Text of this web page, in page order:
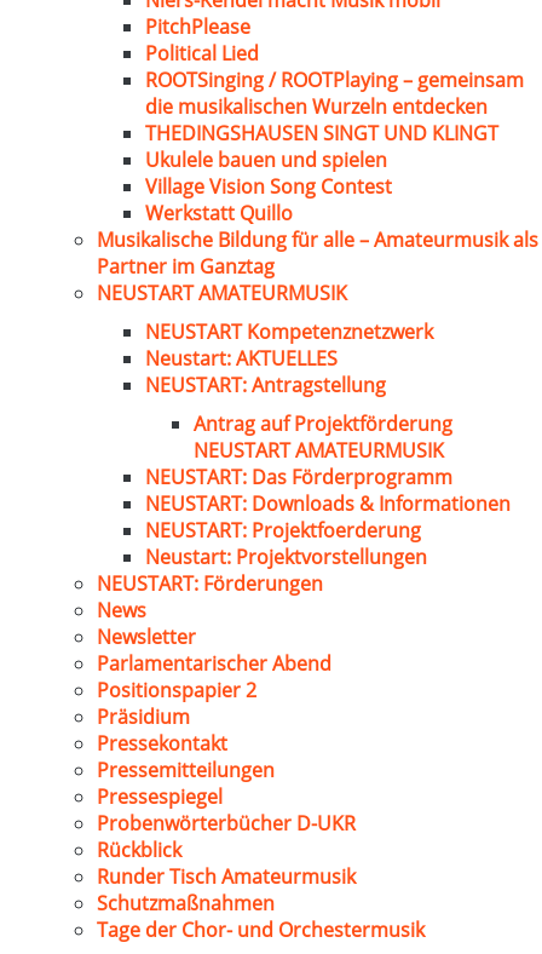
PitchPlease
Political Lied
ROOTSinging / ROOTPlaying – gemeinsam
die musikalischen Wurzeln entdecken
THEDINGSHAUSEN SINGT UND KLINGT
Ukulele bauen und spielen
Village Vision Song Contest
Werkstatt Quillo
Musikalische Bildung für alle – Amateurmusik als
Partner im Ganztag
NEUSTART AMATEURMUSIK
NEUSTART Kompetenznetzwerk
Neustart: AKTUELLES
NEUSTART: Antragstellung
Antrag auf Projektförderung
NEUSTART AMATEURMUSIK
NEUSTART: Das Förderprogramm
NEUSTART: Downloads & Informationen
NEUSTART: Projektfoerderung
Neustart: Projektvorstellungen
NEUSTART: Förderungen
News
Newsletter
Parlamentarischer Abend
Positionspapier 2
Präsidium
Pressekontakt
Pressemitteilungen
Pressespiegel
Probenwörterbücher D-UKR
Rückblick
Runder Tisch Amateurmusik
Schutzmaßnahmen
Tage der Chor- und Orchestermusik